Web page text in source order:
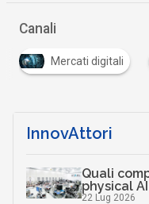
Canali
Mercati digitali
InnovAttori
Quali
physical
22 Lug 2026